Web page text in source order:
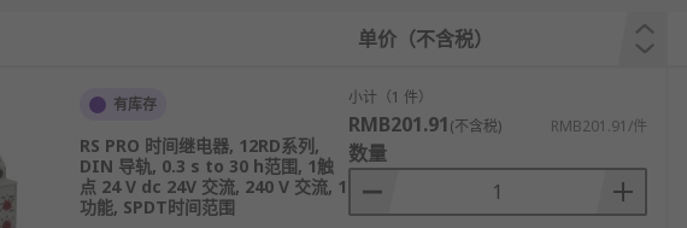
周期性通断循环，适用于需要间歇工作的设备控制。
路，为设备应急处理、数据保存或人员撤离提供宝贵时间。
单价（不含税）
有库存
RS PRO 时间继电器, 12RD系列,
DIN 导轨, 0.3 s to 30 h范围, 1触
点 24 V dc 24V 交流, 240 V 交流, 1
功能, SPDT时间范围
小计（1 件）
RMB201.91(不含税) RMB201.91/件
数量